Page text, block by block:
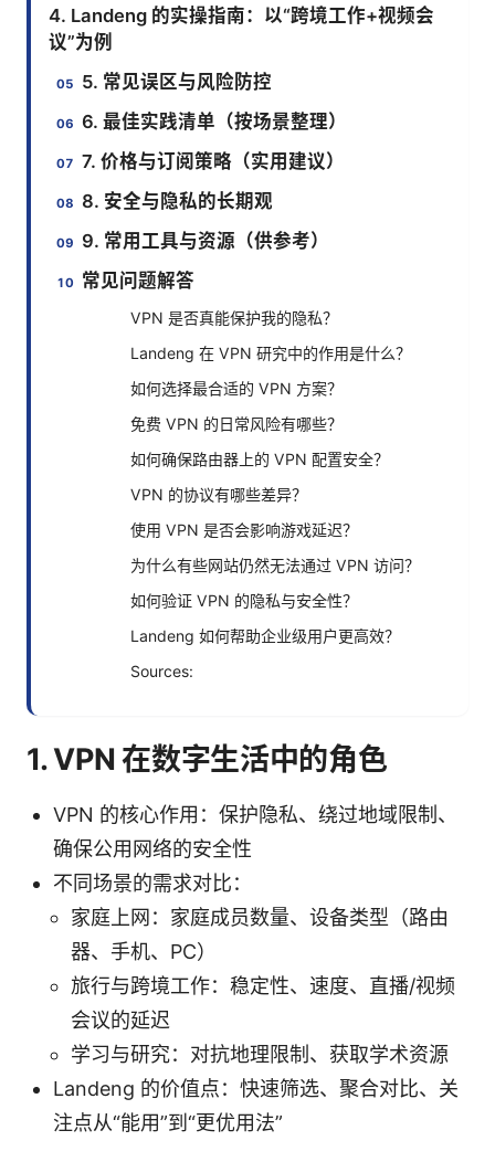
4. Landeng 的实操指南：以“跨境工作+视频会
议”为例
5. 常见误区与风险防控
6. 最佳实践清单（按场景整理）
7. 价格与订阅策略（实用建议）
8. 安全与隐私的长期观
9. 常用工具与资源（供参考）
常见问题解答
VPN 是否真能保护我的隐私？
Landeng 在 VPN 研究中的作用是什么？
如何选择最合适的 VPN 方案？
免费 VPN 的日常风险有哪些？
如何确保路由器上的 VPN 配置安全？
VPN 的协议有哪些差异？
使用 VPN 是否会影响游戏延迟？
为什么有些网站仍然无法通过 VPN 访问？
如何验证 VPN 的隐私与安全性？
Landeng 如何帮助企业级用户更高效？
Sources:
1. VPN 在数字生活中的角色
VPN 的核心作用：保护隐私、绕过地域限制、
确保公用网络的安全性
不同场景的需求对比：
家庭上网：家庭成员数量、设备类型（路由
器、手机、PC）
旅行与跨境工作：稳定性、速度、直播/视频
会议的延迟
学习与研究：对抗地理限制、获取学术资源
Landeng 的价值点：快速筛选、聚合对比、关
注点从“能用”到“更优用法”